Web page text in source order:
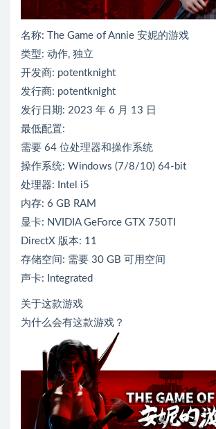
名称: The Game of Annie 安妮的游戏
类型: 动作, 独立
开发商: potentknight
发行商: potentknight
发行日期: 2023 年 6 月 13 日
最低配置:
需要 64 位处理器和操作系统
操作系统: Windows (7/8/10) 64-bit
处理器: Intel i5
内存: 6 GB RAM
显卡: NVIDIA GeForce GTX 750TI
DirectX 版本: 11
存储空间: 需要 30 GB 可用空间
声卡: Integrated
关于这款游戏
为什么会有这款游戏？